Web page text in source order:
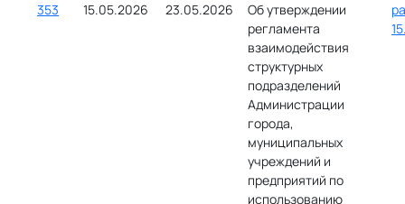
353 15.05.2026 23.05.2026
Об утверждении
регламента
взаимодействия
структурных
подразделений
Администрации
города,
муниципальных
учреждений и
предприятий по
использованию